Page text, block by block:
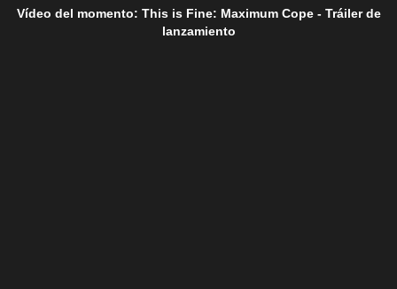
Vídeo del momento: This is Fine: Maximum Cope - Tráiler de
lanzamiento